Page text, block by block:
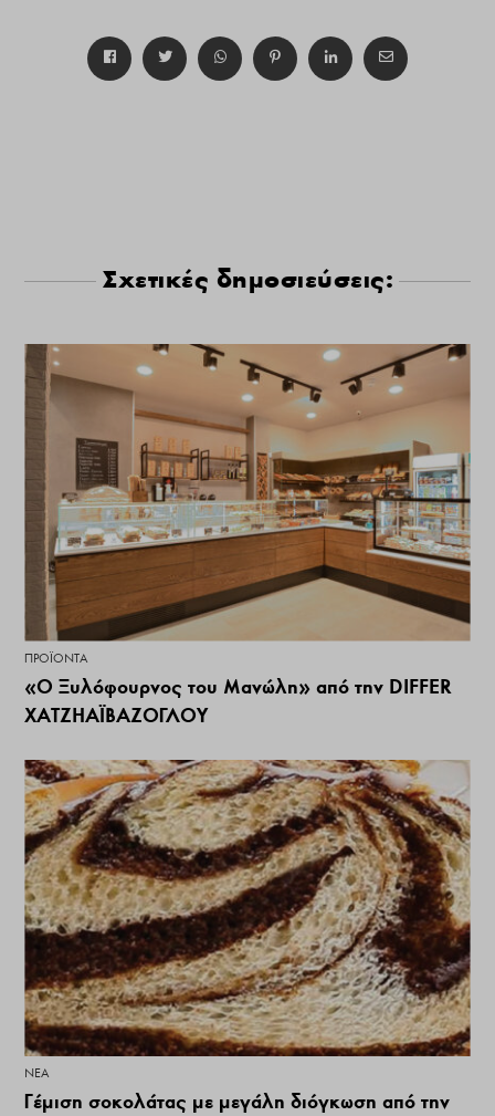
Σχετικές δημοσιεύσεις:
ΠΡΟΪΌΝΤΑ
«Ο Ξυλόφουρνος του Μανώλη» από την DIFFER
ΧΑΤΖΗΑΪΒΑΖΟΓΛΟΥ
ΝΕΑ
Γέμιση σοκολάτας με μεγάλη διόγκωση από την